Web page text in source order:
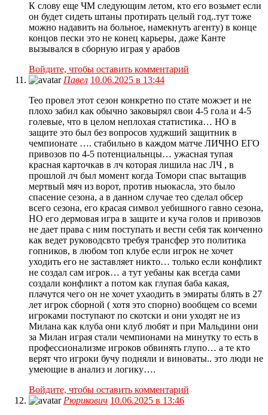
К слову еще ЧМ следующим летом, кто его возьмет если
он будет сидеть штаны протирать целый год..тут тоже
можно надавить на больное, намекнуть агенту) в конце
концов пески это не конец карьеры, даже Канте
вызывался в сборную играя у арабов
Войдите, чтобы оставить комментарий
Павел 10.06.2025 в 13:44
Тео провел этот сезон конкретно по стате можэет и не
плохо забил как обычно заковырял свои 4-5 гола и 4-5
голевые, что в целом неплохая статистика… НО в
защите это был без вопросов худжший защитник в
чемпионате …. стабильно в каждом матче ЛИЧНО ЕГО
привозов по 4-5 потенциальнцы… ужасная тупая
красная карточкав в лч которая лишила нас ЛЧ , в
прошлой лч был момент когда Томори спас вытащив
мертвый мяч из ворот, против ньюкасла, это было
спасение сезона, а в данном случае тео сделал обсер
всего сезона, его красая символ уебишного гавно сезона,
НО его дермовая игра в защите и куча голов и привозов
не дает права с ним поступать и вести себя так конченно
как ведет руководсвто требуя трансфер это политика
гопников, в любом топ клубе если игрок не хочет
уходить его не заставляет никто… только если конфликт
не создал сам игрок… а тут уебаны как всегда сами
создали конфликт а потом как глупая баба какая,
плачутся чего он не хочет ухаодить в эмираты блять в 27
лет игрок сборной ( хотя это спорно) вообщем со всеми
игроками поступают по скотски и они уходят не из
Милана как клуба они клуб любят и при Мальдини они
за Милан играя стали чемпионами на минутку то есть в
профессионализме игроков обвинять глупо… а те кто
верят что игроки бучу подняли и виноваты.. это люди не
умеющие в анализ и логику….
Войдите, чтобы оставить комментарий
Рюрикович 10.06.2025 в 13:46